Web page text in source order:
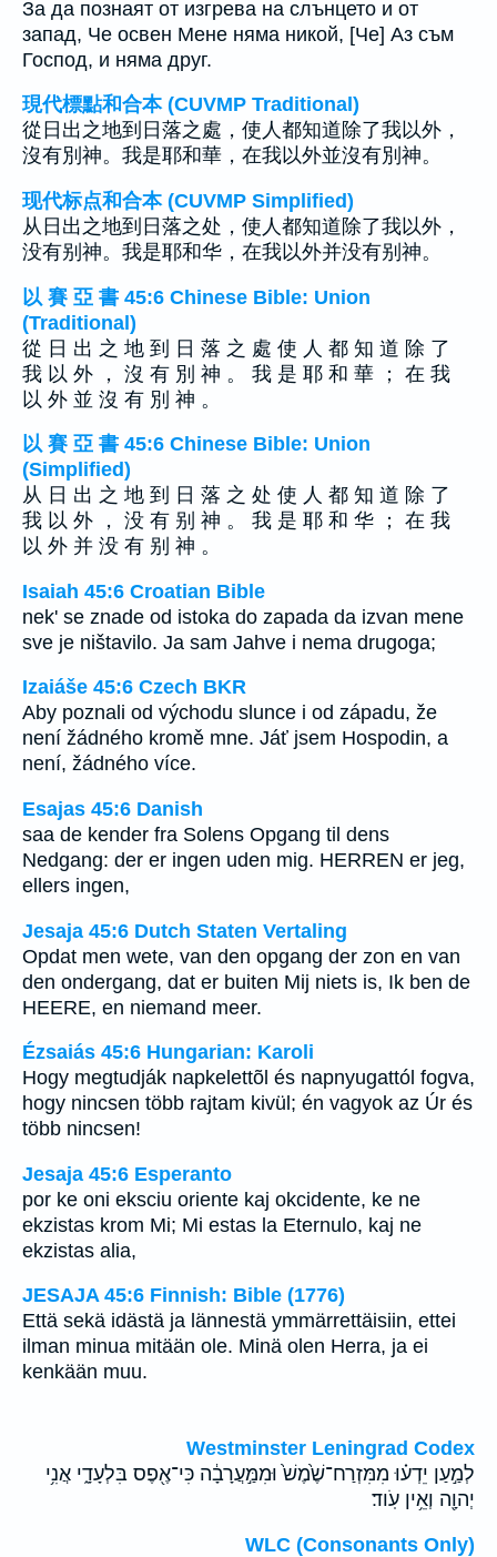
За да познаят от изгрева на слънцето и от
запад, Че освен Мене няма никой, [Че] Аз съм
Господ, и няма друг.
現代標點和合本 (CUVMP Traditional)
從日出之地到日落之處，使人都知道除了我以外，
沒有別神。我是耶和華，在我以外並沒有別神。
现代标点和合本 (CUVMP Simplified)
从日出之地到日落之处，使人都知道除了我以外，
没有别神。我是耶和华，在我以外并没有别神。
以 賽 亞 書 45:6 Chinese Bible: Union
(Traditional)
從 日 出 之 地 到 日 落 之 處 使 人 都 知 道 除 了
我 以 外 ， 沒 有 別 神 。 我 是 耶 和 華 ； 在 我
以 外 並 沒 有 別 神 。
以 賽 亞 書 45:6 Chinese Bible: Union
(Simplified)
从 日 出 之 地 到 日 落 之 处 使 人 都 知 道 除 了
我 以 外 ， 没 有 别 神 。 我 是 耶 和 华 ； 在 我
以 外 并 没 有 别 神 。
Isaiah 45:6 Croatian Bible
nek' se znade od istoka do zapada da izvan mene
sve je ništavilo. Ja sam Jahve i nema drugoga;
Izaiáše 45:6 Czech BKR
Aby poznali od východu slunce i od západu, že
není žádného kromě mne. Jáť jsem Hospodin, a
není, žádného více.
Esajas 45:6 Danish
saa de kender fra Solens Opgang til dens
Nedgang: der er ingen uden mig. HERREN er jeg,
ellers ingen,
Jesaja 45:6 Dutch Staten Vertaling
Opdat men wete, van den opgang der zon en van
den ondergang, dat er buiten Mij niets is, Ik ben de
HEERE, en niemand meer.
Ézsaiás 45:6 Hungarian: Karoli
Hogy megtudják napkelettõl és napnyugattól fogva,
hogy nincsen több rajtam kivül; én vagyok az Úr és
több nincsen!
Jesaja 45:6 Esperanto
por ke oni eksciu oriente kaj okcidente, ke ne
ekzistas krom Mi; Mi estas la Eternulo, kaj ne
ekzistas alia,
JESAJA 45:6 Finnish: Bible (1776)
Että sekä idästä ja lännestä ymmärrettäisiin, ettei
ilman minua mitään ole. Minä olen Herra, ja ei
kenkään muu.
Westminster Leningrad Codex
לְמַ֣עַן יֵדְע֗וּ מִמִּזְרַח־שֶׁ֙מֶשׁ֙ וּמִמַּ֣עֲרָבָ֔ה כִּי־אֶ֖פֶס בִּלְעָדָ֑י אֲנִ֥י
יְהוָ֖ה וְאֵ֥ין עֹֽוד׃
WLC (Consonants Only)